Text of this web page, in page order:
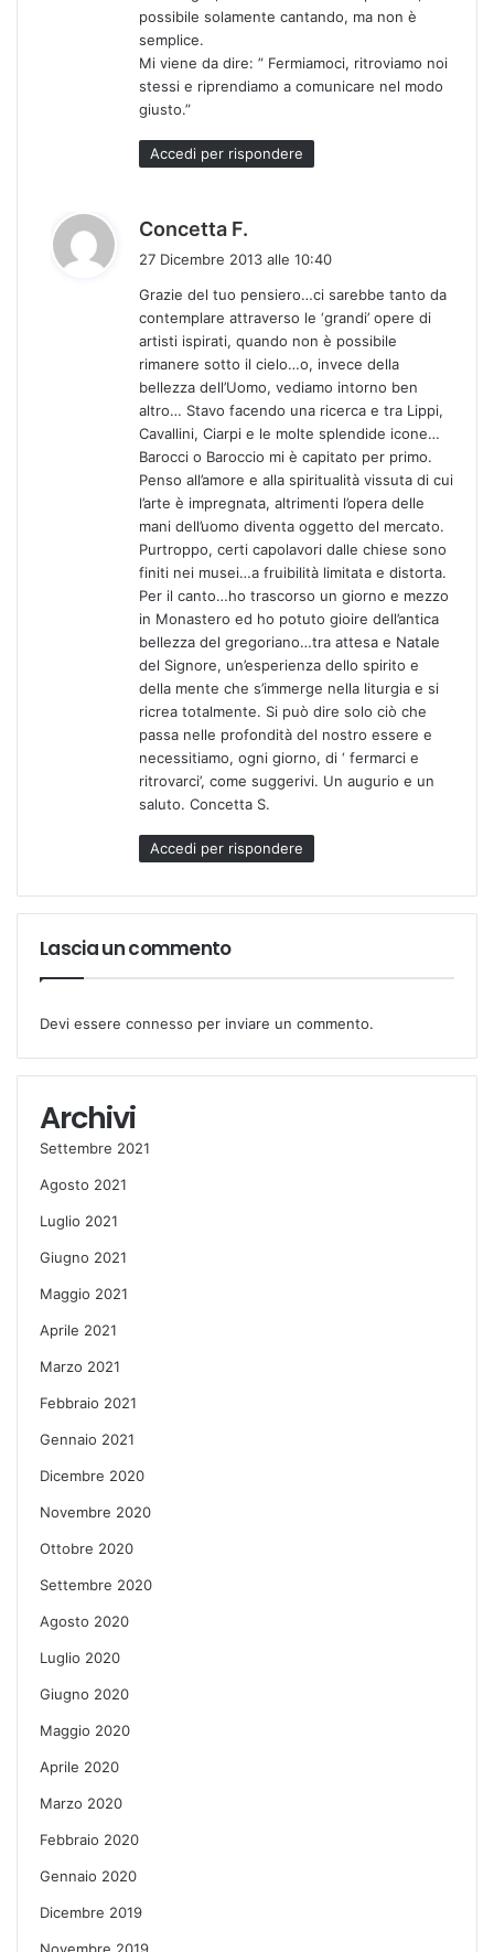
possibile solamente cantando, ma non è
semplice.
Mi viene da dire: ” Fermiamoci, ritroviamo noi
stessi e riprendiamo a comunicare nel modo
giusto.”
Accedi per rispondere
Concetta F.
a
e
t
t
27 Dicembre 2013 alle 10:40
Grazie del tuo pensiero…ci sarebbe tanto da
contemplare attraverso le ‘grandi’ opere di
artisti ispirati, quando non è possibile
rimanere sotto il cielo…o, invece della
bellezza dell’Uomo, vediamo intorno ben
altro… Stavo facendo una ricerca e tra Lippi,
Cavallini, Ciarpi e le molte splendide icone…
Barocci o Baroccio mi è capitato per primo.
Penso all’amore e alla spiritualità vissuta di cui
l’arte è impregnata, altrimenti l’opera delle
mani dell’uomo diventa oggetto del mercato.
Purtroppo, certi capolavori dalle chiese sono
finiti nei musei…a fruibilità limitata e distorta.
Per il canto…ho trascorso un giorno e mezzo
in Monastero ed ho potuto gioire dell’antica
bellezza del gregoriano…tra attesa e Natale
del Signore, un’esperienza dello spirito e
della mente che s’immerge nella liturgia e si
ricrea totalmente. Si può dire solo ciò che
passa nelle profondità del nostro essere e
necessitiamo, ogni giorno, di ‘ fermarci e
ritrovarci’, come suggerivi. Un augurio e un
saluto. Concetta S.
Accedi per rispondere
Lascia un commento
Devi essere connesso per inviare un commento.
Archivi
Settembre 2021
Agosto 2021
Luglio 2021
Giugno 2021
Maggio 2021
Aprile 2021
Marzo 2021
Febbraio 2021
Gennaio 2021
Dicembre 2020
Novembre 2020
Ottobre 2020
Settembre 2020
Agosto 2020
Luglio 2020
Giugno 2020
Maggio 2020
Aprile 2020
Marzo 2020
Febbraio 2020
Gennaio 2020
Dicembre 2019